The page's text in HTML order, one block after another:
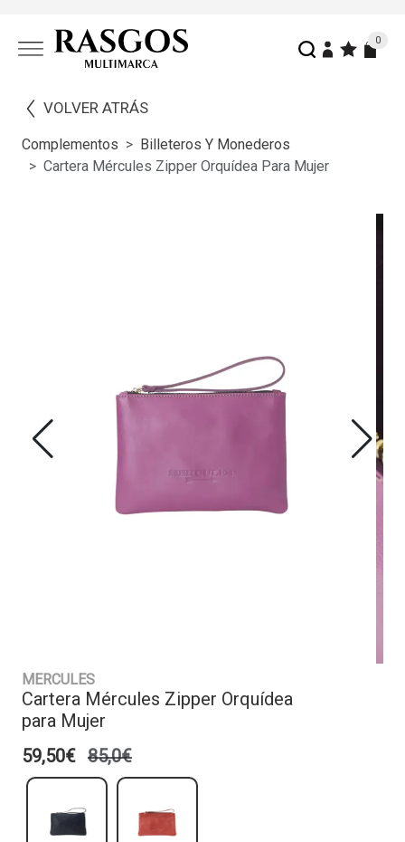
0
VOLVER ATRÁS
Complementos
Billeteros Y Monederos
Cartera Mércules Zipper Orquídea Para Mujer
MERCULES
Cartera Mércules Zipper Orquídea
para Mujer
59,50€ 85,0€